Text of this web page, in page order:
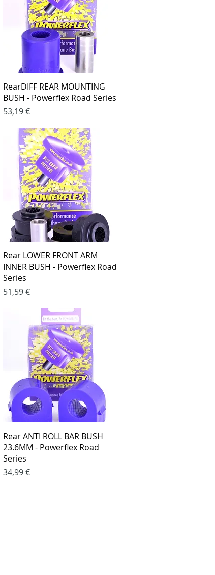
Greita peržiūra
RearDIFF REAR MOUNTING
BUSH - Powerflex Road Series
Kaina
53,19 €
Greita peržiūra
Rear LOWER FRONT ARM
INNER BUSH - Powerflex Road
Series
Kaina
51,59 €
Greita peržiūra
Rear ANTI ROLL BAR BUSH
23.6MM - Powerflex Road
Series
Kaina
34,99 €